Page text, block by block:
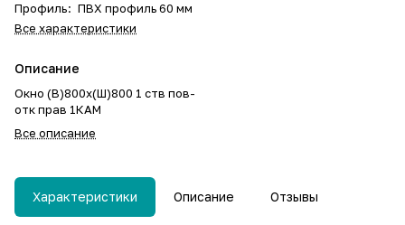
Профиль: ПВХ профиль 60 мм
Все характеристики
Описание
Окно (В)800х(Ш)800 1 ств пов-
отк прав 1КАМ
Все описание
Характеристики Описание Отзывы